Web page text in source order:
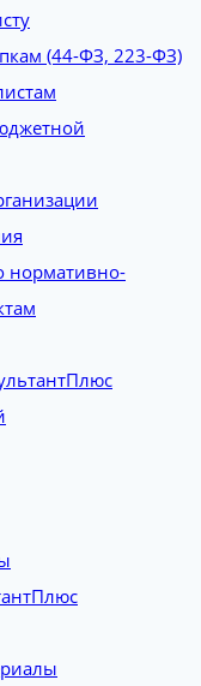
(44-ФЗ, 223-ФЗ)
нормативно-